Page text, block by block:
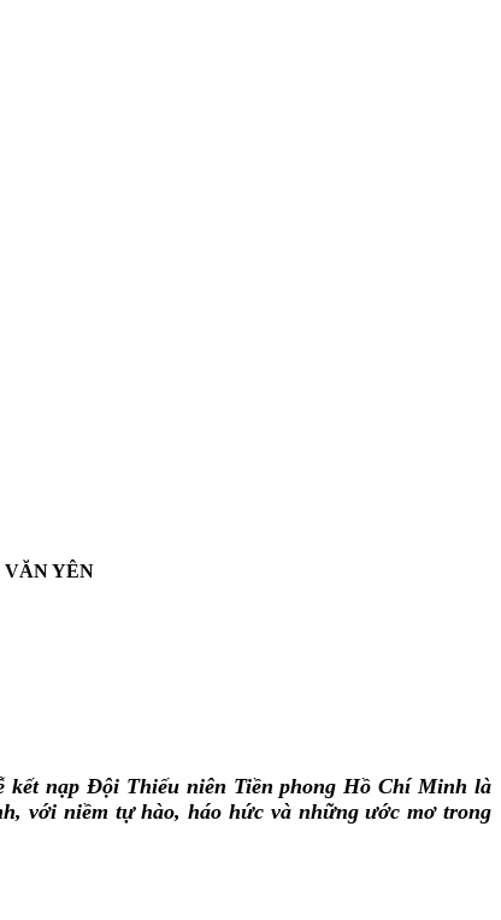
VĂN YÊN
kết nạp Đội Thiếu niên Tiền phong Hồ Chí Minh là
với niềm tự hào, háo hức và những ước mơ trong